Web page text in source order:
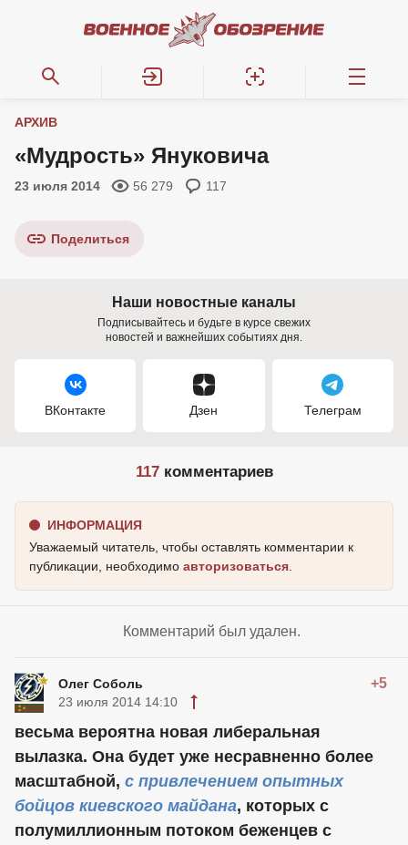
АРХИВ
«Мудрость» Януковича
23 июля 2014 56 279 117
Поделиться
Наши новостные каналы
Подписывайтесь и будьте в курсе свежих
новостей и важнейших событиях дня.
ВКонтакте Дзен Телеграм
117комментариев
ИНФОРМАЦИЯ
Уважаемый читатель, чтобы оставлять комментарии к
публикации, необходимо авторизоваться
Комментарий был удален.
Олег Соболь +5
23 июля 2014 14:10
весьма вероятна новая либеральная
вылазка. Она будет уже несравненно более
масштабной, с привлечением опытных
бойцов киевского майдана, которых с
полумиллионным потоком беженцев с